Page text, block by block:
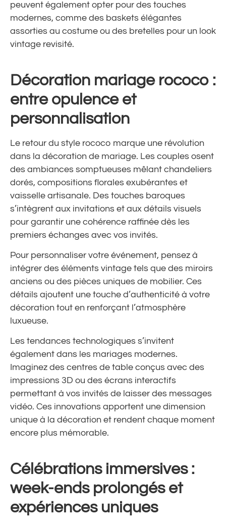
peuvent également opter pour des touches
modernes, comme des baskets élégantes
assorties au costume ou des bretelles pour un look
vintage revisité.
Décoration mariage rococo :
entre opulence et
personnalisation
Le retour du style rococo marque une révolution
dans la décoration de mariage. Les couples osent
des ambiances somptueuses mêlant chandeliers
dorés, compositions florales exubérantes et
vaisselle artisanale. Des touches baroques
s’intègrent aux invitations et aux détails visuels
pour garantir une cohérence raffinée dès les
premiers échanges avec vos invités.
Pour personnaliser votre événement, pensez à
intégrer des éléments vintage tels que des miroirs
anciens ou des pièces uniques de mobilier. Ces
détails ajoutent une touche d’authenticité à votre
décoration tout en renforçant l’atmosphère
luxueuse.
Les tendances technologiques s’invitent
également dans les mariages modernes.
Imaginez des centres de table conçus avec des
impressions 3D ou des écrans interactifs
permettant à vos invités de laisser des messages
vidéo. Ces innovations apportent une dimension
unique à la décoration et rendent chaque moment
encore plus mémorable.
Célébrations immersives :
week-ends prolongés et
expériences uniques